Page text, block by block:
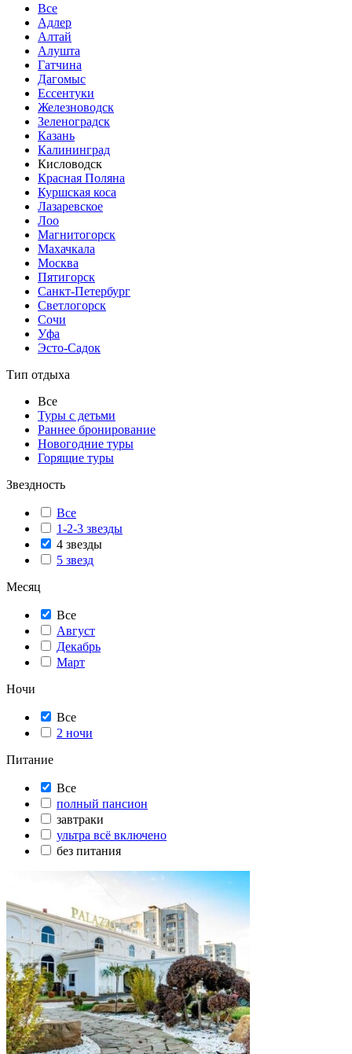
Все
Адлер
Алтай
Алушта
Гатчина
Дагомыс
Ессентуки
Железноводск
Зеленоградск
Казань
Калининград
Кисловодск
Красная Поляна
Куршская коса
Лазаревское
Лоо
Магнитогорск
Махачкала
Москва
Пятигорск
Санкт-Петербург
Светлогорск
Сочи
Уфа
Эсто-Садок
Тип отдыха
Все
Туры с детьми
Раннее бронирование
Новогодние туры
Горящие туры
Звездность
Все
1-2-3 звезды
4 звезды
5 звезд
Месяц
Все
Август
Декабрь
Март
Ночи
Все
2 ночи
Питание
Все
полный пансион
завтраки
ультра всё включено
без питания